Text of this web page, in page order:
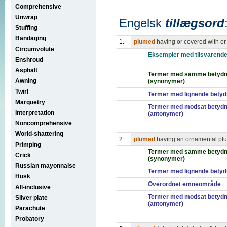
Comprehensive
Unwrap
Stuffing
Bandaging
Circumvolute
Enshroud
Asphalt
Awning
Twirl
Marquetry
Interpretation
Noncomprehensive
World-shattering
Primping
Crick
Russian mayonnaise
Husk
All-inclusive
Silver plate
Parachute
Probatory
Engelsk tillægsord
1. plumed having or covered with
Eksempler med
Termer med samme
(synonymer)
Termer med lignende
Termer med modsat
(antonymer)
2. plumed having an ornamental
Termer med samme
(synonymer)
Termer med lignende
Overordnet emneområde
Termer med modsat
(antonymer)